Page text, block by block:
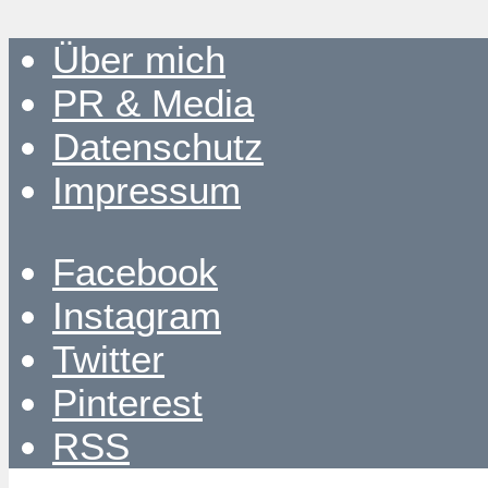
Über mich
PR & Media
Datenschutz
Impressum
Facebook
Instagram
Twitter
Pinterest
RSS